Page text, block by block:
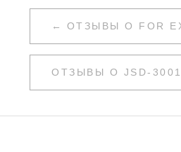
НАВИГАЦИЯ
ПО
ЗАПИСЯМ
ОТЗЫВЫ О FOR EX: